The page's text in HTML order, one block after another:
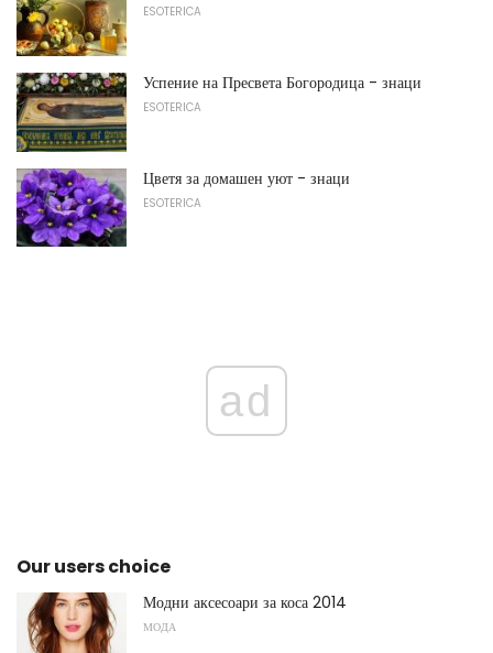
ESOTERICA
Успение на Пресвета Богородица - знаци
ESOTERICA
Цветя за домашен уют - знаци
ESOTERICA
ad
Our users choice
Модни аксесоари за коса 2014
МОДА